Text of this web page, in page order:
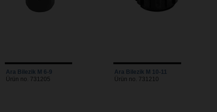
Ara Bilezik M 6-9
Ürün no. 731205
Ara Bilezik M 10-11
Ürün no. 731210